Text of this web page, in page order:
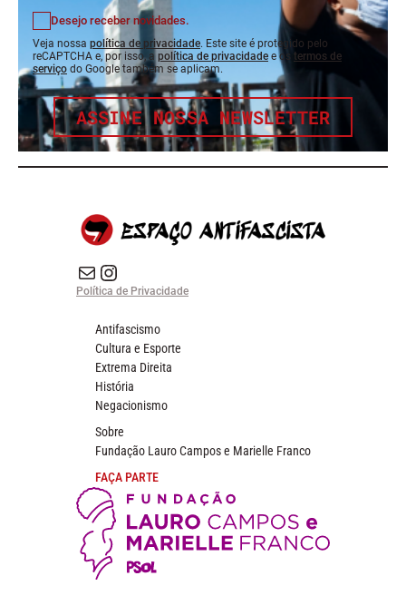
Desejo receber novidades.
Veja nossa política de privacidade. Este site é protegido pelo
reCAPTCHA e, por isso, a política de privacidade e os termos de
serviço do Google também se aplicam.
ASSINE NOSSA NEWSLETTER
E-mail Instagram do Espaço Antifascista
Política de Privacidade
Antifascismo
Cultura e Esporte
Extrema Direita
História
Negacionismo
Sobre
Fundação Lauro Campos e Marielle Franco
FAÇA PARTE